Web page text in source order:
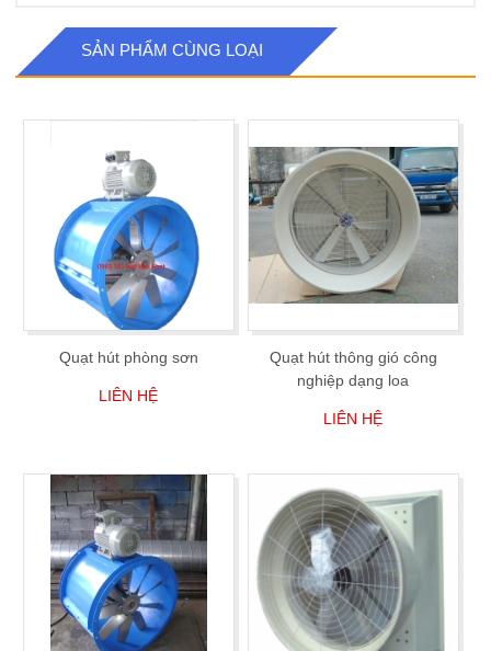
SẢN PHẨM CÙNG LOẠI
Quạt hút phòng sơn
LIÊN HỆ
Quạt hút thông gió công
nghiệp dạng loa
LIÊN HỆ